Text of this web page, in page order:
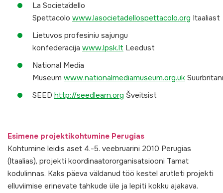
La Societa´dello
Spettacolo www.lasocietadellospettacolo.org Itaaliast
Lietuvos profesiniu sajungu
konfederacija www.lpsk.lt Leedust
National Media
Museum www.nationalmediamuseum.org.uk
SEED http://seedlearn.org Šveitsist
Esimene projektikohtumine Perugias
Kohtumine leidis aset 4.-5. veebruarini 2010 Perugias
(Itaalias), projekti koordinaatororganisatsiooni Tamat
kodulinnas. Kaks päeva väldanud töö kestel arutleti projekti
elluviimise erinevate tahkude üle ja lepiti kokku ajakava.